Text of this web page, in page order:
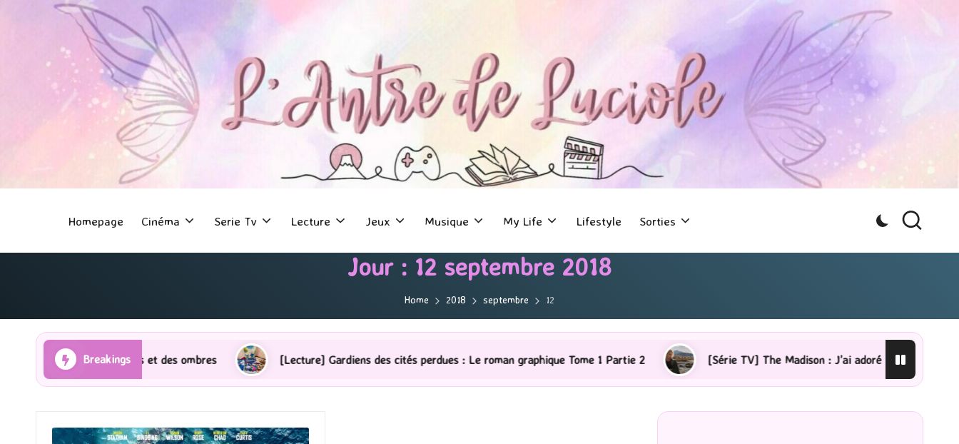
Homepage Cinéma Serie Tv Lecture Jeux Musique My Life Lifestyle Sorties
Jour : 12 septembre 2018
Home 2018 septembre 12
Breakings
Rayons et des ombres [Lecture] Gardiens des cités perdues : Le roman graphique Tome 1 Partie 2 [Série TV] The Madison : J’ai adoré ! [Lecture] La